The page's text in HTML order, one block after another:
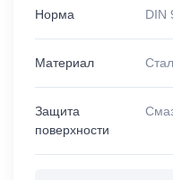
Норма DIN
Материал
Защита
поверхности